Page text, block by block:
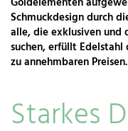
Schmuckdesign durch
alle, die exklusiven und
suchen, erfüllt Edelstahl
zu annehmbaren Preisen.
Starkes